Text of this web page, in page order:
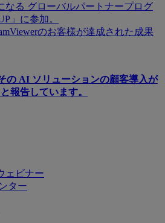
なる グローバルパートナープログ
」に参加。
のお客様が達成された成果
の AI ソリューションの顧客導入が
報告しています。
ェビナー
ター